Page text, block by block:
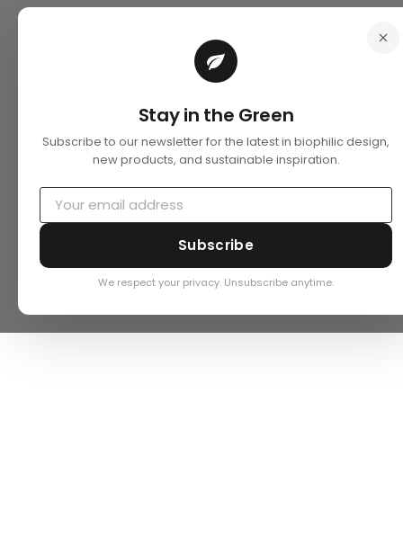
Stay in the Green
Subscribe to our newsletter for the latest in biophilic design,
new products, and sustainable inspiration.
Subscribe
We respect your privacy. Unsubscribe anytime.